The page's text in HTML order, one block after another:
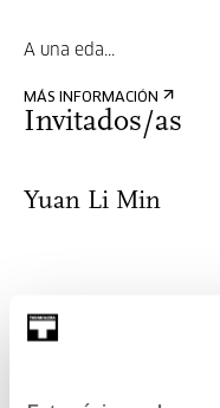
A una eda...
MÁS INFORMACIÓN
Invitados/as
Yuan Li Min
Yuan Li Min es director
Fu School.